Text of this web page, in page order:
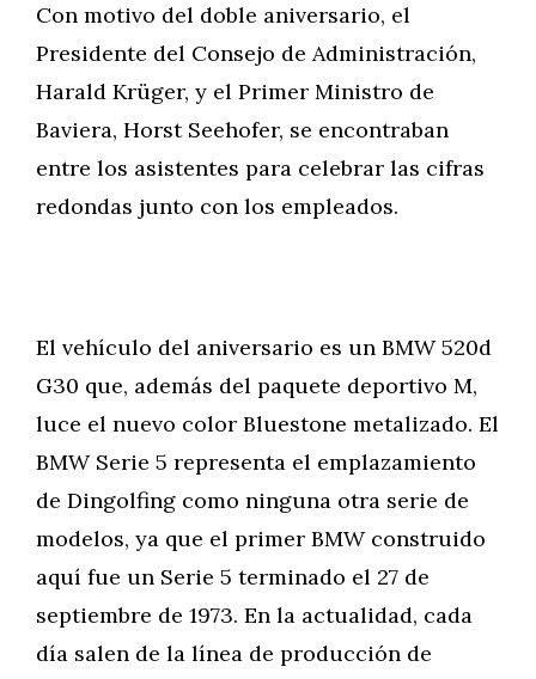
Con motivo del doble aniversario, el
Presidente del Consejo de Administración,
Harald Krüger, y el Primer Ministro de
Baviera, Horst Seehofer, se encontraban
entre los asistentes para celebrar las cifras
redondas junto con los empleados.
El vehículo del aniversario es un BMW 520d
G30 que, además del paquete deportivo M,
luce el nuevo color Bluestone metalizado. El
BMW Serie 5 representa el emplazamiento
de Dingolfing como ninguna otra serie de
modelos, ya que el primer BMW construido
aquí fue un Serie 5 terminado el 27 de
septiembre de 1973. En la actualidad, cada
día salen de la línea de producción de